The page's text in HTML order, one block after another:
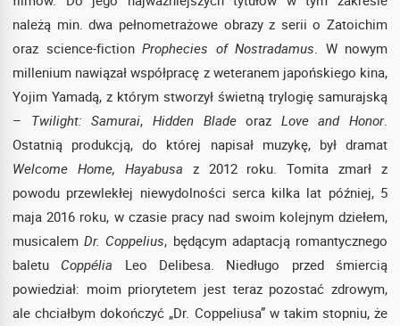
należą min. dwa pełnometrażowe obrazy z serii o Zatoichim
oraz science-fiction Prophecies of Nostradamus . W nowym
millenium nawiązał współpracę z weteranem japońskiego kina,
Yojim Yamadą, z którym stworzył świetną trylogię samurajską
– Twilight: Samurai, Hidden Bladeoraz Love and Honor.
Ostatnią produkcją, do której napisał muzykę, był dramat
Welcome Home, Hayabusa z 2012 roku. Tomita zmarł z
powodu przewlekłej niewydolności serca kilka lat później, 5
maja 2016 roku, w czasie pracy nad swoim kolejnym dziełem,
musicalemDr. Coppelius, będącym adaptacją romantycznego
baletu Coppélia Leo Delibesa. Niedługo przed śmiercią
powiedział: moim priorytetem jest teraz pozostać zdrowym,
ale chciałbym dokończyć „Dr. Coppeliusa” w takim stopniu, że